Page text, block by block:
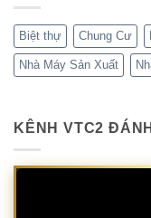
Biệt thự Chung Cư
Nhà Máy Sản Xuất
KÊNH VTC2
Trình